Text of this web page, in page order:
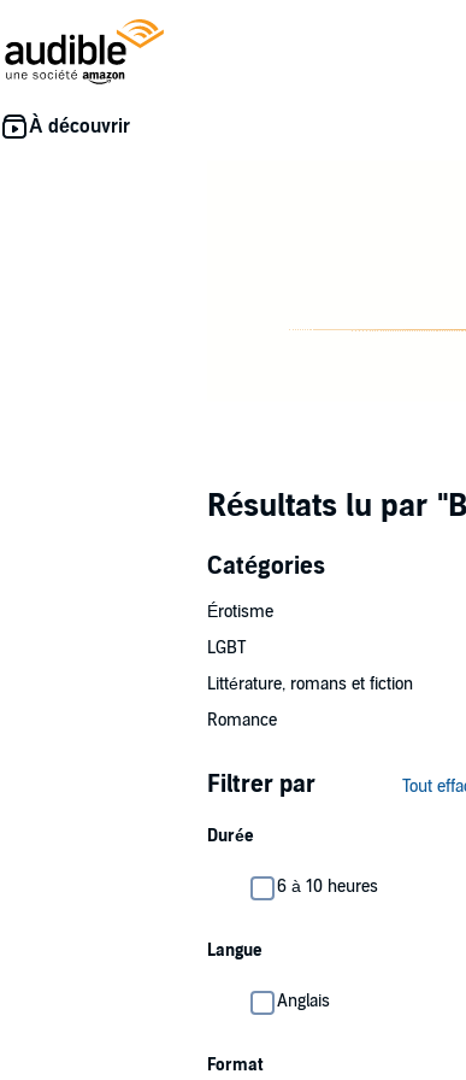
Résultats lu par
Catégories
Érotisme
LGBT
Littérature, romans et fiction
Romance
Filtrer par Tout
Durée
6 à 10 heures
Langue
Anglais
Format